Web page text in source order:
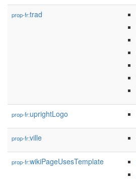
prop-fr:trad
prop-fr:uprightLogo
prop-fr:ville
prop-fr:wikiPageUsesTemplate